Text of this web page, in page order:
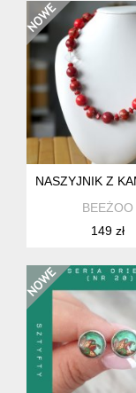
NASZYJNIK Z
BEEŻOO
149 zł